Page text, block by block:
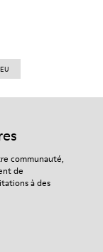
communauté,
de
à des